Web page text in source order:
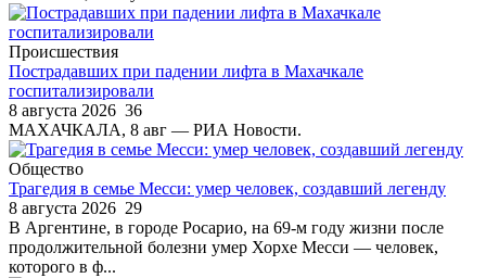
Происшествия
Пострадавших при падении лифта в Махачкале
госпитализировали
8 августа 2026 36
МАХАЧКАЛА, 8 авг — РИА Новости.
Общество
Трагедия в семье Месси: умер человек, создавший легенду
8 августа 2026 29
В Аргентине, в городе Росарио, на 69-м году жизни после
продолжительной болезни умер Хорхе Месси — человек,
которого в ф...